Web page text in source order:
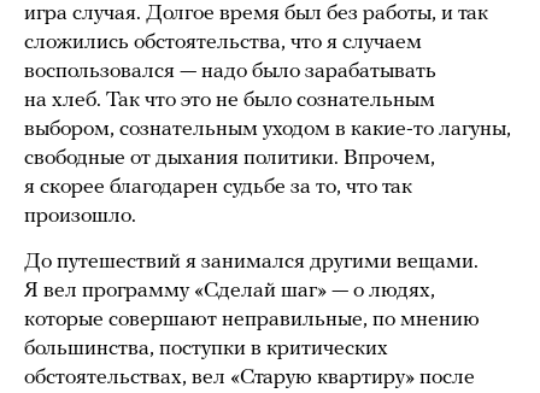
игра случая. Долгое время был без работы, и так
сложились обстоятельства, что я случаем
воспользовался — надо было зарабатывать
на хлеб. Так что это не было сознательным
выбором, сознательным уходом в какие-то лагуны,
свободные от дыхания политики. Впрочем,
я скорее благодарен судьбе за то, что так
произошло.
До путешествий я занимался другими вещами.
Я вел программу «Сделай шаг» — о людях,
которые совершают неправильные, по мнению
большинства, поступки в критических
обстоятельствах, вел «Старую квартиру» после